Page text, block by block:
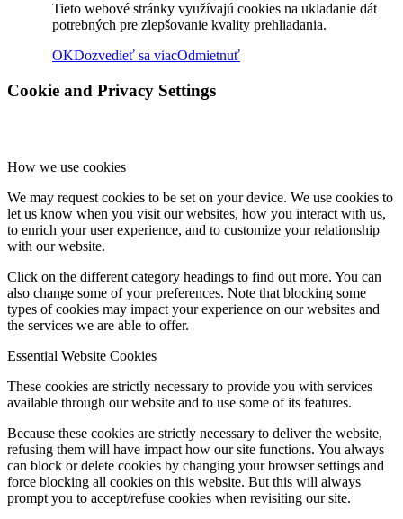
Tieto webové stránky využívajú cookies na ukladanie dát
potrebných pre zlepšovanie kvality prehliadania.
OKDozvedieť sa viacOdmietnuť
Cookie and Privacy Settings
How we use cookies
We may request cookies to be set on your device. We use cookies to
let us know when you visit our websites, how you interact with us,
to enrich your user experience, and to customize your relationship
with our website.
Click on the different category headings to find out more. You can
also change some of your preferences. Note that blocking some
types of cookies may impact your experience on our websites and
the services we are able to offer.
Essential Website Cookies
These cookies are strictly necessary to provide you with services
available through our website and to use some of its features.
Because these cookies are strictly necessary to deliver the website,
refusing them will have impact how our site functions. You always
can block or delete cookies by changing your browser settings and
force blocking all cookies on this website. But this will always
prompt you to accept/refuse cookies when revisiting our site.